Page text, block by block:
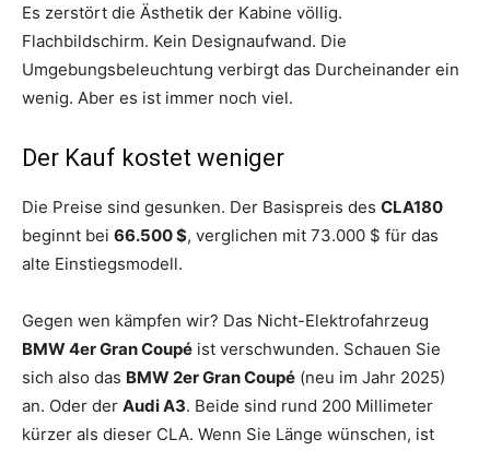
Es zerstört die Ästhetik der Kabine völlig.
Flachbildschirm. Kein Designaufwand. Die
Umgebungsbeleuchtung verbirgt das Durcheinander ein
wenig. Aber es ist immer noch viel.
Der Kauf kostet weniger
Die Preise sind gesunken. Der Basispreis des CLA180
beginnt bei 66.500 $, verglichen mit 73.000 $ für das
alte Einstiegsmodell.
Gegen wen kämpfen wir? Das Nicht-Elektrofahrzeug
BMW 4er Gran Coupé ist verschwunden. Schauen Sie
sich also das BMW 2er Gran Coupé (neu im Jahr 2025)
an. Oder der Audi A3. Beide sind rund 200 Millimeter
kürzer als dieser CLA. Wenn Sie Länge wünschen, ist